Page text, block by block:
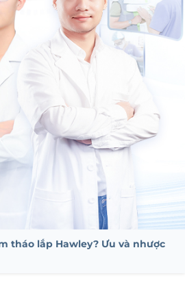
tháo lắp Hawley? Ưu và nhược